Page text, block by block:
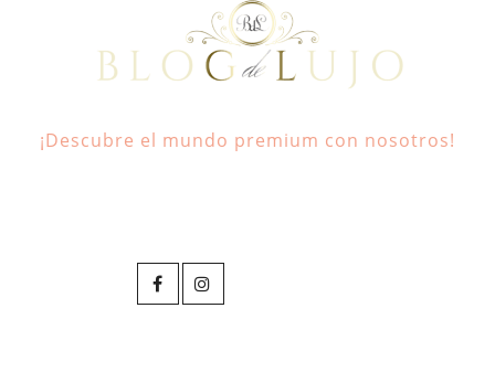
¡Descubre el mundo premium con nosotros!